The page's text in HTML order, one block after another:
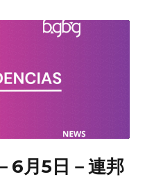
6月5日－連邦